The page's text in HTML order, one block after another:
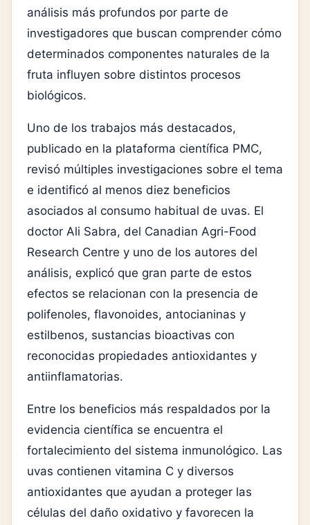
análisis más profundos por parte de
investigadores que buscan comprender cómo
determinados componentes naturales de la
fruta influyen sobre distintos procesos
biológicos.
Uno de los trabajos más destacados,
publicado en la plataforma científica PMC,
revisó múltiples investigaciones sobre el tema
e identificó al menos diez beneficios
asociados al consumo habitual de uvas. El
doctor Ali Sabra, del Canadian Agri-Food
Research Centre y uno de los autores del
análisis, explicó que gran parte de estos
efectos se relacionan con la presencia de
polifenoles, flavonoides, antocianinas y
estilbenos, sustancias bioactivas con
reconocidas propiedades antioxidantes y
antiinflamatorias.
Entre los beneficios más respaldados por la
evidencia científica se encuentra el
fortalecimiento del sistema inmunológico. Las
uvas contienen vitamina C y diversos
antioxidantes que ayudan a proteger las
células del daño oxidativo y favorecen la